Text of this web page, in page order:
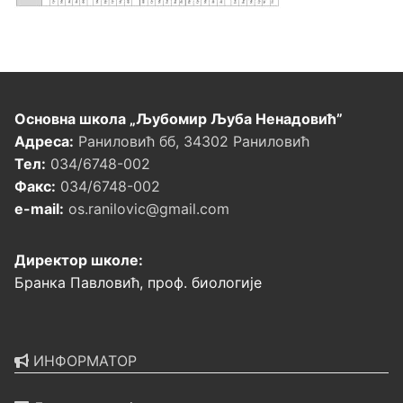
Основна школа „Љубомир Љуба Ненадовић”
Адреса: Раниловић бб, 34302 Раниловић
Тел: 034/6748-002
Факс: 034/6748-002
e-mail: os.ranilovic@gmail.com
Директор школе:
Бранка Павловић, проф. биологије
ИНФОРМАТОР